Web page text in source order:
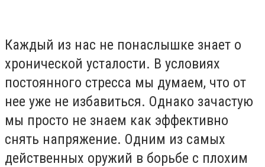
Каждый из нас не понаслышке знает о
хронической усталости. В условиях
постоянного стресса мы думаем, что от
нее уже не избавиться. Однако зачастую
мы просто не знаем как эффективно
снять напряжение. Одним из самых
действенных оружий в борьбе с плохим